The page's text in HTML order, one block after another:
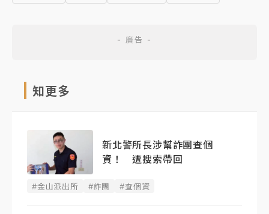
知更多
新北警所長涉幫詐團查個
資！ 遭搜索帶回
#金山派出所 #詐團 #查個資